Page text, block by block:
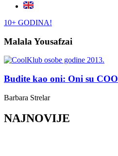
10+ GODINA!
Malala Yousafzai
Budite kao oni: Oni su
Barbara Strelar
NAJNOVIJE